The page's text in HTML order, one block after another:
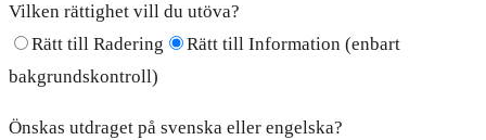
Vilken rättighet vill du utöva?
Rätt till Radering
Rätt till Information (enbart
bakgrundskontroll)
Önskas utdraget på svenska eller engelska?